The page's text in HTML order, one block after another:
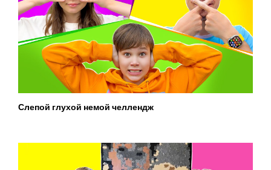
Слепой глухой немой челлендж